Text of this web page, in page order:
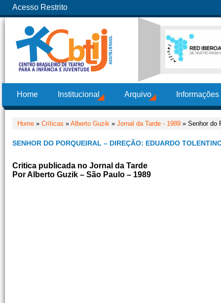
Acesso Restrito
Home Institucional Arquivo
Home » Críticas » Alberto Guzik » Jornal da Tarde - 1989 » Senhor do
SENHOR DO PORQUEIRAL – DIREÇÃO: EDUARDO
Critica publicada no Jornal da Tarde
Por Alberto Guzik – São Paulo – 1989